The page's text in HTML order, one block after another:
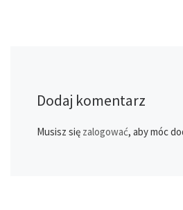
Dodaj komentarz
Musisz się zalogować, aby móc